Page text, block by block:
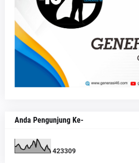
Anda Pengunjung Ke-
423309